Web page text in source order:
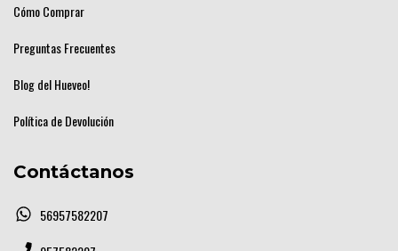
Cómo Comprar
Preguntas Frecuentes
Blog del Hueveo!
Política de Devolución
Contáctanos
56957582207